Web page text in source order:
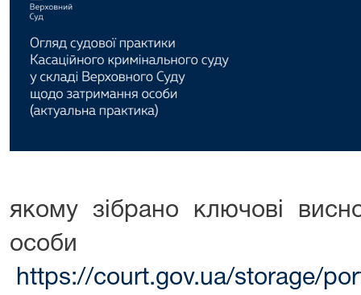
якому зібрано ключові
https://court.gov.ua/storage/